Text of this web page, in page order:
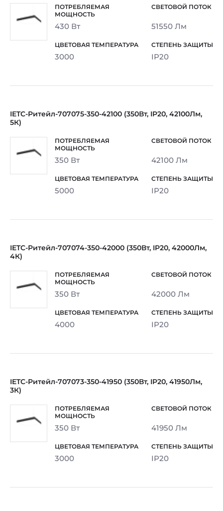
430 Вт 51550 Лм
3000 IP20
IETC-Ритейл-707075-350-42100 (350Вт, IP20, 42100Лм,
5К)
350 Вт 42100 Лм
5000 IP20
IETC-Ритейл-707074-350-42000 (350Вт, IP20, 42000Лм,
4К)
350 Вт 42000 Лм
4000 IP20
IETC-Ритейл-707073-350-41950 (350Вт, IP20, 41950Лм,
3К)
350 Вт 41950 Лм
3000 IP20